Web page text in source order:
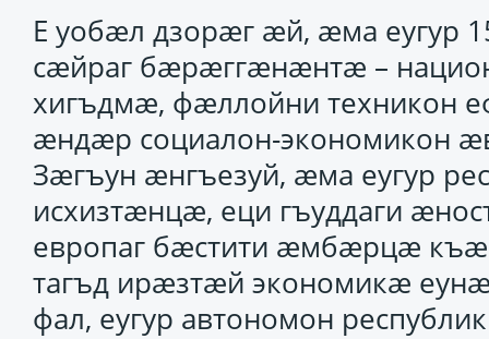
Е уобӕл дзорӕг ӕй, ӕма еугур
сӕйраг бӕрӕггӕнӕнтӕ –
хигъдмӕ, фӕллойни техникон
ӕндӕр социалон-экономикон
Зӕгъун ӕнгъезуй, ӕма еугур
исхизтӕнцӕ, еци гъуддаги
европаг бӕстити ӕмбӕрцӕ
тагъд ирӕзтӕй экономикӕ
фал, еугур автономон